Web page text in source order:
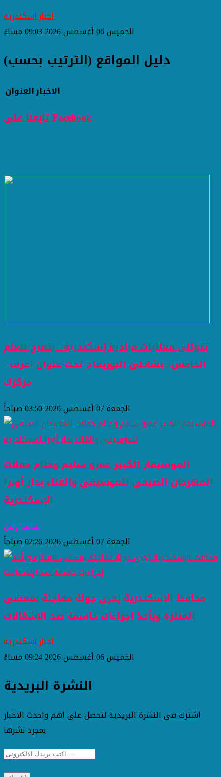
اخبار اسكندرية
الخميس 06 أغسطس 2026 09:03 مساءً
دليل المواقع (الترتيب بحسب)
العنوانالاخبار
تابعنا على Facebook
تتوالى فعاليات مبادرة إسكندرية - بتفرح للعام
الخامس.. بشاطئ البوريفاج تحت عنوان اعرف -
مركزك
الجمعة 07 أغسطس 2026 03:50 صباحاً
الموسيقار الكبير عمرو سليم وختام حفلات
المهرجان الصيفي للموسيقي والغناء بدار أوبرا
الإسكندرية
ثقافة وفن
الجمعة 07 أغسطس 2026 02:26 صباحاً
محافظ الإسكندرية يُجري جولة مفاجئة بممشى
المنتزه ويأخذ إجراءات حاسمة ضد الإشغالات
اخبار اسكندرية
الخميس 06 أغسطس 2026 09:24 مساءً
النشرة البريدية
اشترك فى النشرة البريدية لتحصل على اهم واحدث الاخبار
بمجرد نشرها